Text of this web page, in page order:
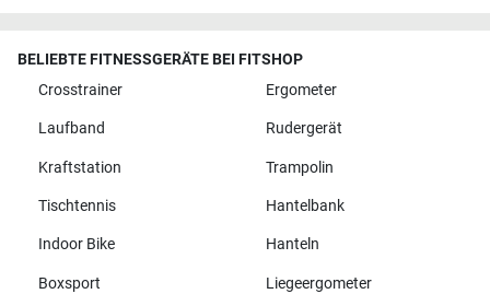
BELIEBTE FITNESSGERÄTE BEI FITSHOP
Crosstrainer
Ergometer
Laufband Rudergerät
Kraftstation Trampolin
Tischtennis Hantelbank
Indoor Bike Hanteln
Boxsport Liegeergometer